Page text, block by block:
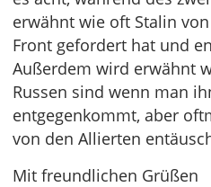
erwähnt wie oft Stalin
Front gefordert hat und
Außerdem wird erwähnt
Russen sind wenn man
entgegenkommt, aber
von den Allierten
Mit freundlichen Grüßen